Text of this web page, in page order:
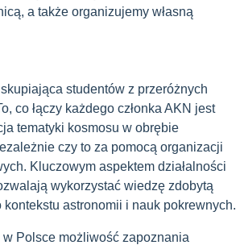
a także organizujemy własną
studentów z przeróżnych
co łączy każdego członka AKN jest
tematyki kosmosu w obrębie
czy to za pomocą organizacji
Kluczowym aspektem działalności
wykorzystać wiedzę zdobytą
astronomii i nauk pokrewnych.
Polsce możliwość zapoznania